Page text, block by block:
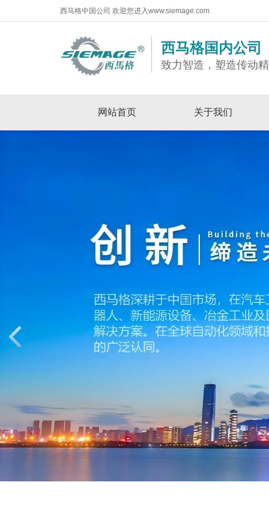
西马格中国公司 欢迎您进入www.siemage.com
西马格国内公司
致力智造，塑造传动
网站首页 关于我们